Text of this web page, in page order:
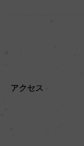
アクセス